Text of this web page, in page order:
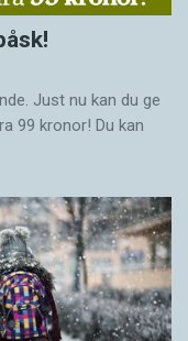
Just nu kan du ge
99 kronor! Du kan